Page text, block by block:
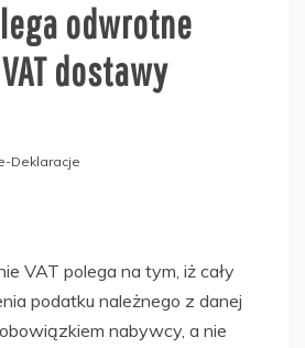
odwrotne
dostawy
Deklaracje
VAT polega na tym, iż cały
podatku należnego z danej
nabywcy, a nie